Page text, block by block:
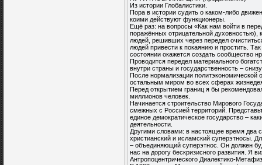
Из истории Глобалистики.
Пора в истории судить о каком-либо
коими действуют функционеры.
Ещё раз: на вопросы «Как нам войти в
поражённых отрицательной
людей, решивших через передел
людей привести к покаянию и простить.
состоянии окажется создать сообщество
Проводится передел материального
внутри страны и государственность –
После нормализации политэкономической
остальным миром во всех сферах
Перед открытием границ я бы
миллионов человек.
Начинается строительство Мирового
смежных с Россией территорий.
единое демократическое государство –
деятельности.
Другими словами: в настоящее время два
христианский и исламский суперэтносы.
– объединяющий суперэтнос. Он должен
нас на дорогу бескризисного развития. Я
Антропоцентрического Диалектико-